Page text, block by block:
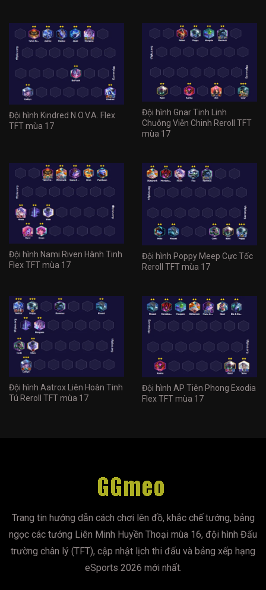
Đội hình Kindred N.O.V.A. Flex
TFT mùa 17
Đội hình Gnar Tinh Linh
Chuông Viễn Chinh Reroll TFT
mùa 17
Đội hình Nami Riven Hành Tinh
Flex TFT mùa 17
Đội hình Poppy Meep Cực Tốc
Reroll TFT mùa 17
Đội hình Aatrox Liên Hoàn Tinh
Tú Reroll TFT mùa 17
Đội hình AP Tiên Phong Exodia
Flex TFT mùa 17
Trang tin hướng dẫn cách chơi lên đồ, khắc chế tướng, bảng
ngọc các tướng Liên Minh Huyền Thoại mùa 16, đội hình Đấu
trường chân lý (TFT), cập nhật lịch thi đấu và bảng xếp hạng
eSports 2026 mới nhất.